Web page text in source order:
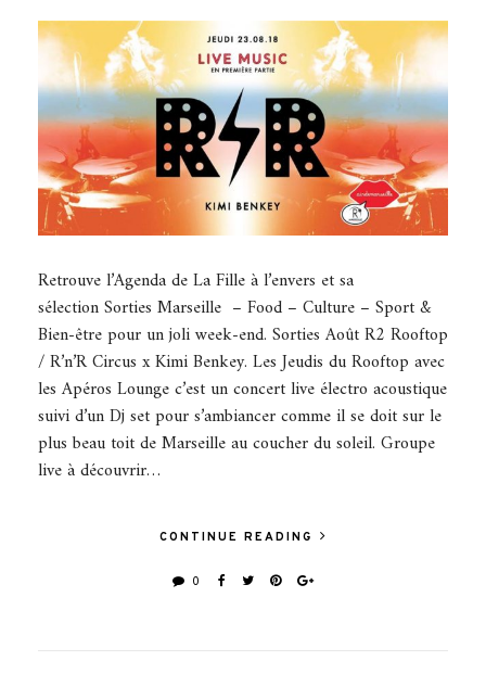
Retrouve l’Agenda de La Fille à l’envers et sa
sélection Sorties Marseille – Food – Culture – Sport &
Bien-être pour un joli week-end. Sorties Août R2 Rooftop
/ R’n’R Circus x Kimi Benkey. Les Jeudis du Rooftop avec
les Apéros Lounge c’est un concert live électro acoustique
suivi d’un Dj set pour s’ambiancer comme il se doit sur le
plus beau toit de Marseille au coucher du soleil. Groupe
live à découvrir…
CONTINUE READING
0